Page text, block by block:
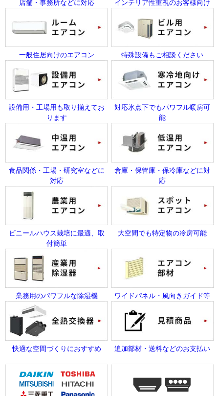
店舗・事務所などに対応 インテリア性重視のお客様向け
一般住居向けのエアコン 特殊設備もご相談ください
設備用・工場用も取り揃えてお
ります
対応氷点下でもパワフル暖房可
能
食品関係・工場・研究室などに
対応
倉庫・保管庫・保冷庫などに対
応
ビニールハウス栽培に最適、取
付簡単
大空間でも特定物の冷房可能
業務用のパワフルな除湿機 ワイドパネル・風向きガイド等
快適な空間づくりにおすすめ 追加部材・送料などのお支払い